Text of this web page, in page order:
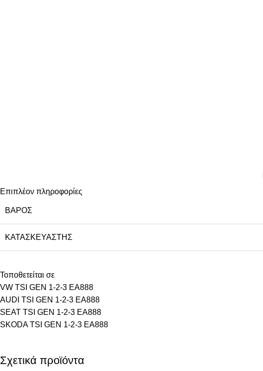
Επιπλέον πληροφορίες
ΒΆΡΟΣ
ΚΑΤΑΣΚΕΥΑΣΤΉΣ
Τοποθετείται σε
VW TSI GEN 1-2-3 EA888
AUDI TSI GEN 1-2-3 EA888
SEAT TSI GEN 1-2-3 EA888
SKODA TSI GEN 1-2-3 EA888
Σχετικά προϊόντα